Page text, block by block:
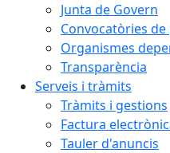
Junta de Govern
Convocatòries
Organismes
Transparència
Serveis i tràmits
Tràmits i gestions
Factura
Tauler d'anuncis